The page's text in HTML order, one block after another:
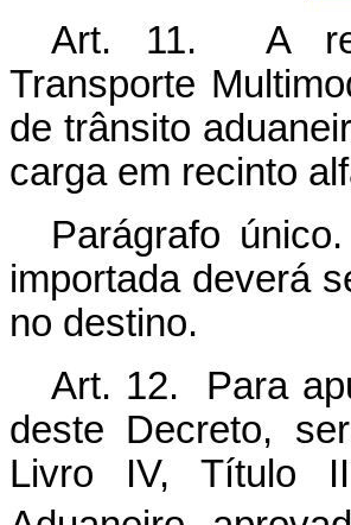
Art. 11. A
Transporte
de trânsito
carga em recinto
Parágrafo
importada deverá
no destino.
Art. 12. Para
deste Decreto,
Livro IV, Título